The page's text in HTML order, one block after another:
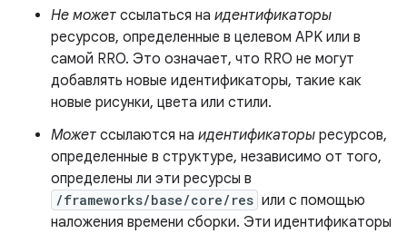
Не может ссылаться на идентификаторы
ресурсов, определенные в целевом APK или в
самой RRO. Это означает, что RRO не могут
добавлять новые идентификаторы, такие как
новые рисунки, цвета или стили.
Может ссылаются на идентификаторы ресурсов,
определенные в структуре, независимо от того,
определены ли эти ресурсы в
/frameworks/base/core/res или с помощью
наложения времени сборки. Эти идентификаторы